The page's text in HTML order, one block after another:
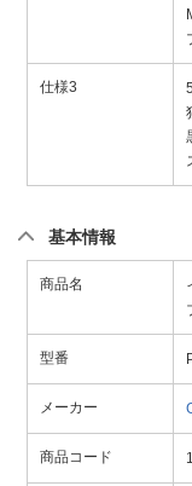
仕様3
基本情報
商品名
型番
メーカー
商品コード